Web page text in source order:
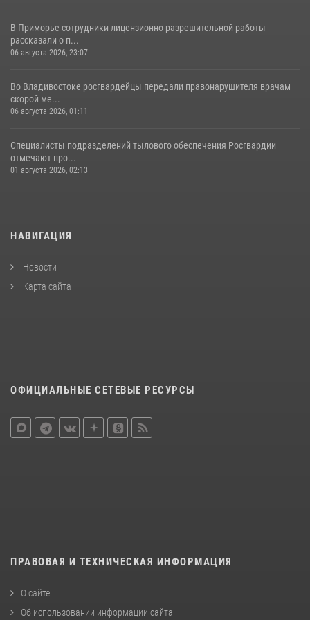
В Приморье сотрудники лицензионно-разрешительной работы
рассказали о п...
06 августа 2026, 23:07
Во Владивостоке росгвардейцы передали правонарушителя врачам
скорой ме...
06 августа 2026, 01:11
Специалисты подразделений тылового обеспечения Росгвардии
отмечают про...
01 августа 2026, 02:13
НАВИГАЦИЯ
Новости
Карта сайта
ОФИЦИАЛЬНЫЕ СЕТЕВЫЕ РЕСУРСЫ
ПРАВОВАЯ И ТЕХНИЧЕСКАЯ ИНФОРМАЦИЯ
О сайте
Об использовании информации сайта